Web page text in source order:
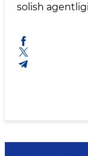
solish